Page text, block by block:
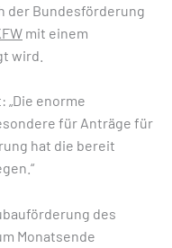
der Bundesförderung
mit einem
wird.
enorme
für Anträge für
hat die bereit
des
Monatsende